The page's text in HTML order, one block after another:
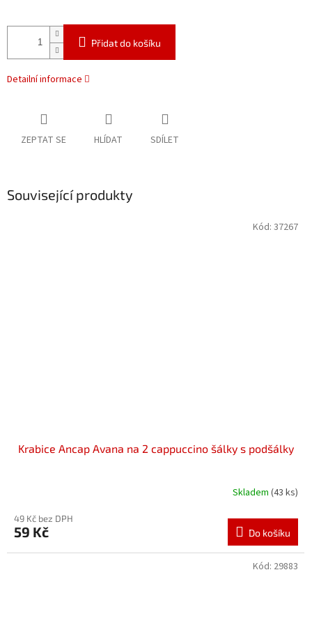
Přidat do košíku
Detailní informace
ZEPTAT SE HLÍDAT SDÍLET
Související produkty
Krabice Ancap Avana na 2 cappuccino šálky s podšálky
Skladem (43 ks)
49 Kč bez DPH
59 Kč Do košíku
Kód: 37267
Kód: 29883